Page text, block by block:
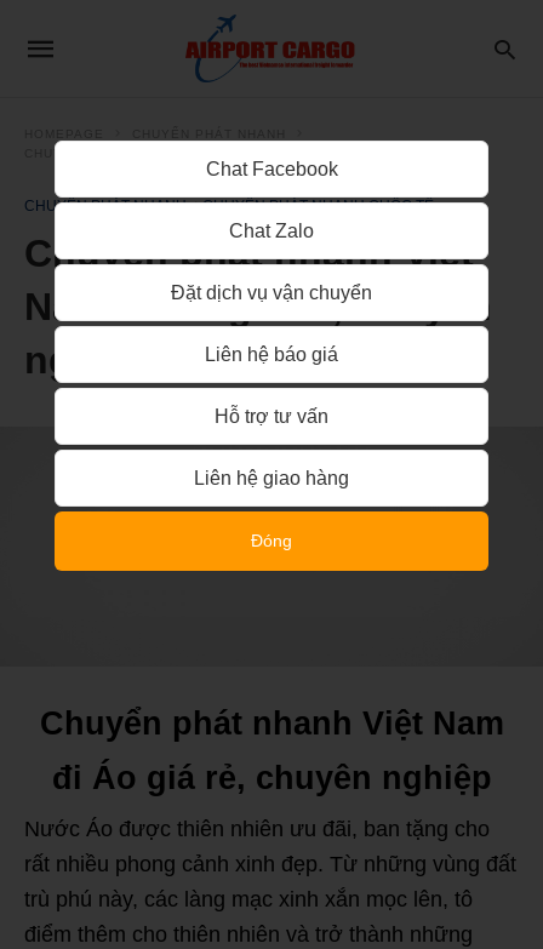
CHUYỂN PHÁT NHANH CHUYỂN PHÁT NHANH QUỐC TẾ
Chuyển phát nhanh Việt
Nam đi Áo giá rẻ, chuyên
nghiệp
Chuyển phát nhanh Việt Nam
đi Áo giá rẻ, chuyên nghiệp
Nước Áo được thiên nhiên ưu đãi, ban tặng cho
rất nhiều phong cảnh xinh đẹp. Từ những vùng đất
trù phú này, các làng mạc xinh xắn mọc lên, tô
điểm thêm cho thiên nhiên và trở thành những
Chat Facebook
Chat Zalo
Đặt dịch vụ vận chuyển
Liên hệ báo giá
Hỗ trợ tư vấn
Liên hệ giao hàng
Đóng